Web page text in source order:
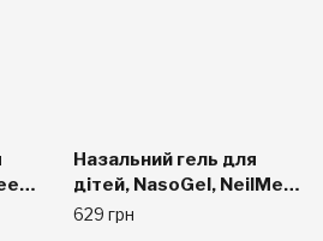
Назальний гель для
дітей, NasoGel, NeilMed,
Тюбик 28,4 г
629 грн